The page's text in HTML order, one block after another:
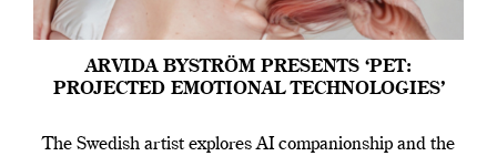
ARVIDA BYSTRÖM PRESENTS ‘PET:
PROJECTED EMOTIONAL TECHNOLOGIES’
The Swedish artist explores AI companionship and the